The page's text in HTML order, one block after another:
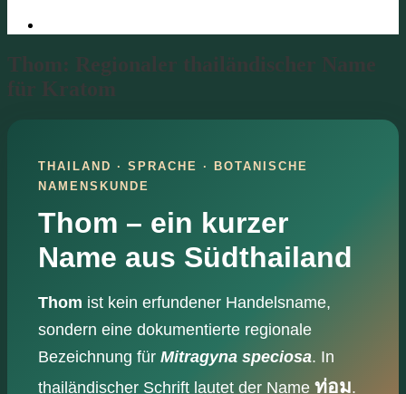
Thom: Regionaler thailändischer Name
für Kratom
THAILAND · SPRACHE · BOTANISCHE
NAMENSKUNDE
Thom – ein kurzer
Name aus Südthailand
Thom ist kein erfundener Handelsname,
sondern eine dokumentierte regionale
Bezeichnung für Mitragyna speciosa. In
thailändischer Schrift lautet der Name ท่อม.